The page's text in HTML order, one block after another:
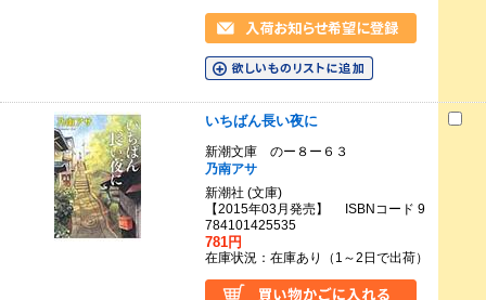
いちばん長い夜に
新潮文庫 のー８ー６３
乃南アサ
新潮社 (文庫)
【2015年03月発売】 ISBNコード 9
784101425535
781円
在庫状況：在庫あり（1～2日で出荷）